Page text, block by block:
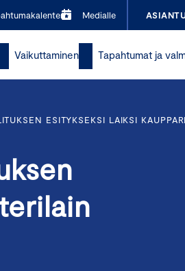
Medialle
Vaikuttaminen Tapahtumat ja
ESITYKSEKSI LAIKSI